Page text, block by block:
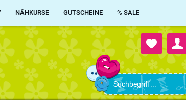
NÄHKURSE GUTSCHEINE % SALE